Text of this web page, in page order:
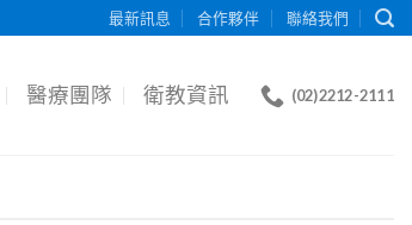
最新訊息 合作夥伴 聯絡我們
醫療團隊 衛教資訊 (02)2212-2111